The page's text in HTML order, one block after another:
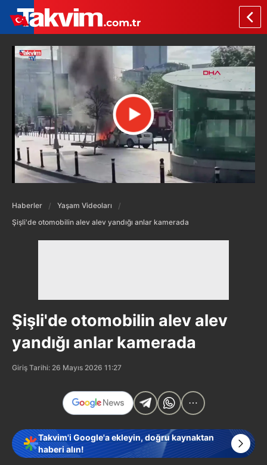
Haberler
Yaşam Videoları
Şişli'de otomobilin alev alev yandığı anlar kamerada
Şişli'de otomobilin alev alev
yandığı anlar kamerada
Giriş Tarihi: 26 Mayıs 2026 11:27
Takvim'i Google'a ekleyin, doğru kaynaktan
haberi alın!